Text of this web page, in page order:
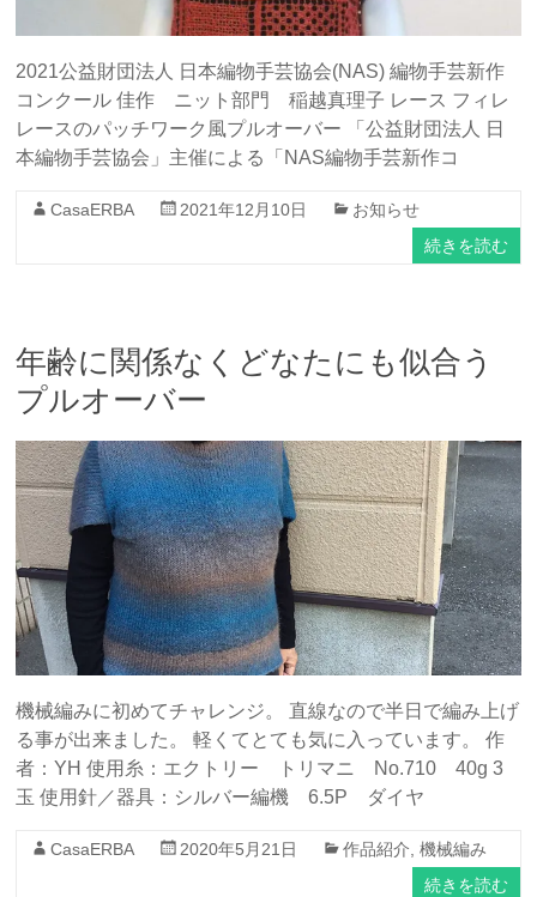
2021公益財団法人 日本編物手芸協会(NAS) 編物手芸新作
コンクール 佳作 ニット部門 稲越真理子 レース フィレ
レースのパッチワーク風プルオーバー 「公益財団法人 日
本編物手芸協会」主催による「NAS編物手芸新作コ
CasaERBA 2021年12月10日 お知らせ
続きを読む
年齢に関係なくどなたにも似合う
プルオーバー
機械編みに初めてチャレンジ。 直線なので半日で編み上げ
る事が出来ました。 軽くてとても気に入っています。 作
者：YH 使用糸：エクトリー トリマニ No.710 40g 3
玉 使用針／器具：シルバー編機 6.5P ダイヤ
CasaERBA 2020年5月21日 作品紹介,機械編み
続きを読む